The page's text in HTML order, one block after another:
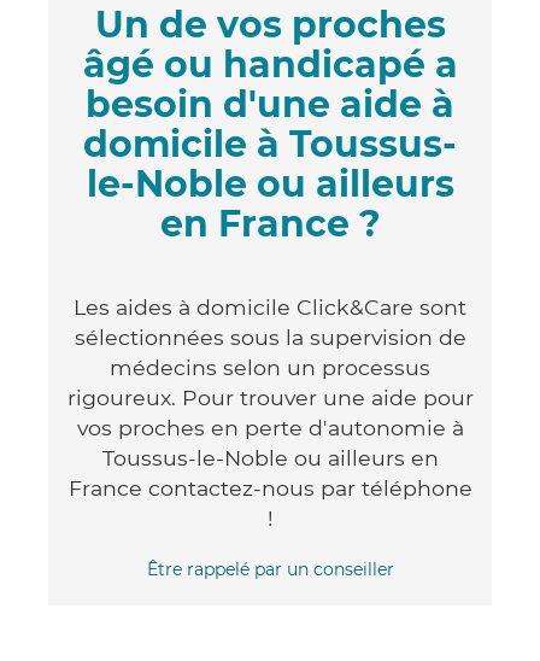
Un de vos proches
âgé ou handicapé a
besoin d'une aide à
domicile à Toussus-
le-Noble ou ailleurs
en France ?
Les aides à domicile Click&Care sont
sélectionnées sous la supervision de
médecins selon un processus
rigoureux. Pour trouver une aide pour
vos proches en perte d'autonomie à
Toussus-le-Noble ou ailleurs en
France contactez-nous par téléphone
!
Être rappelé par un conseiller